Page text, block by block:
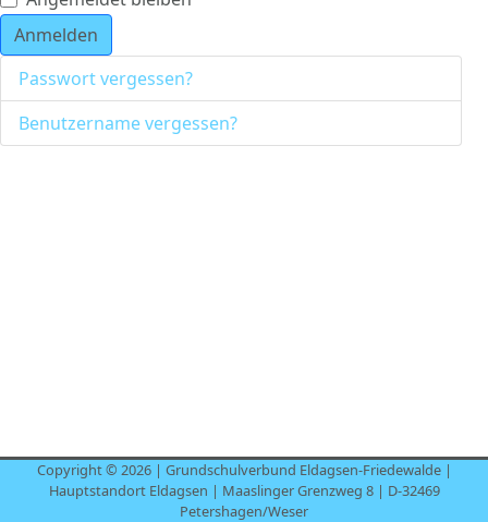
Anmelden
Passwort vergessen?
Benutzername vergessen?
Copyright © 2026 | Grundschulverbund Eldagsen-Friedewalde |
Hauptstandort Eldagsen | Maaslinger Grenzweg 8 | D-32469
Petershagen/Weser